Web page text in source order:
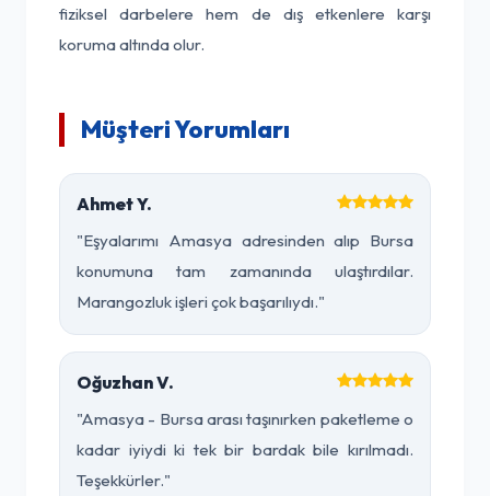
fiziksel darbelere hem de dış etkenlere karşı
koruma altında olur.
Müşteri Yorumları
Ahmet Y.
"Eşyalarımı Amasya adresinden alıp Bursa
konumuna tam zamanında ulaştırdılar.
Marangozluk işleri çok başarılıydı."
Oğuzhan V.
"Amasya - Bursa arası taşınırken paketleme o
kadar iyiydi ki tek bir bardak bile kırılmadı.
Teşekkürler."